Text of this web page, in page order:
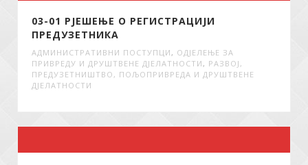
03-01 РЈЕШЕЊЕ О РЕГИСТРАЦИЈИ
ПРЕДУЗЕТНИКА
АДМИНИСТРАТИВНИ ПОСТУПЦИ , ОДЈЕЛЕЊЕ ЗА
ПРИВРЕДУ И ДРУШТВЕНЕ ДЈЕЛАТНОСТИ , РАЗВОЈ,
ПРЕДУЗЕТНИШТВО, ПОЉОПРИВРЕДА И ДРУШТВЕНЕ
ДЈЕЛАТНОСТИ